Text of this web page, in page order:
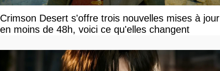
Crimson Desert s'offre trois nouvelles mises à jour
en moins de 48h, voici ce qu'elles changent